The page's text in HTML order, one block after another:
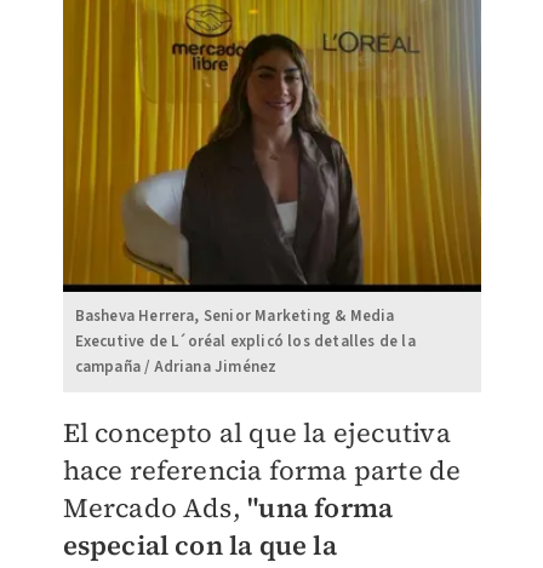
Basheva Herrera, Senior Marketing & Media
Executive de L´oréal explicó los detalles de la
campaña / Adriana Jiménez
El concepto al que la ejecutiva
hace referencia forma parte de
Mercado Ads,"una forma
especial con la que la